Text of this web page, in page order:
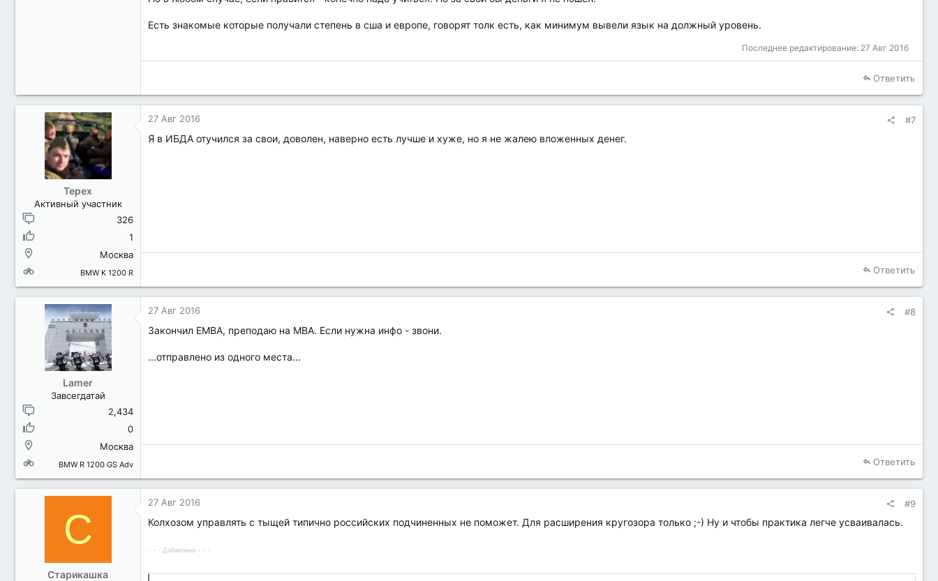
Есть знакомые которые получали степень в сша и европе, говорят толк есть, как минимум вывели язык на должный уровень.
Последнее редактирование: 27 Авг 2016
Ответить
Терех
Активный участник
326
1
Москва
BMW K 1200 R
27 Авг 2016 #7
Я в ИБДА отучился за свои, доволен, наверно есть лучше и хуже, но я не жалею вложенных денег.
Ответить
Lamer
Завсегдатай
2,434
0
Москва
BMW R 1200 GS Adv
27 Авг 2016 #8
Закончил EMBA, преподаю на MBA. Если нужна инфо - звони.
...отправлено из одного места...
Ответить
С
Старикашка
27 Авг 2016 #9
Колхозом управлять с тыщей типично российских подчиненных не поможет. Для расширения кругозора только ;-) Ну и чтобы практика легче усваивалась.
- - - Добавлено - - -